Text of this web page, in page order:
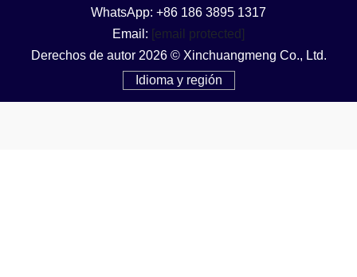
WhatsApp: +86 186 3895 1317
Email: [email protected]
Derechos de autor 2026 © Xinchuangmeng Co., Ltd.
Idioma y región